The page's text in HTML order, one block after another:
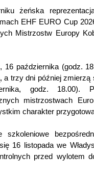
żeńska
EHF EURO Cup
Mistrzostw Europy
16 października (godz.
a trzy dni później
godz. 18.00).
mistrzostwach
charakter
szkoleniowe
16 listopada we
przed wylotem